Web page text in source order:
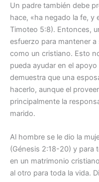
Un padre también debe
hace, «ha negado la fe, y
Timoteo 5:8). Entonces,
esfuerzo para mantener
como un cristiano. Esto
pueda ayudar en el
demuestra que una
hacerlo, aunque el
principalmente la
marido.
Al hombre se le dio la
(Génesis 2:18-20) y para
en un matrimonio
al otro para toda la vida.